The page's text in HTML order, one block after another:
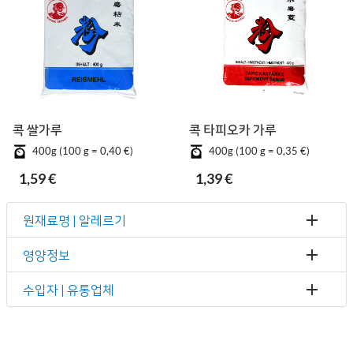
콕 쌀가루
400g (100 g = 0,40 €)
1,59 €
콕 타피오카 가루
400g (100 g = 0,35 €)
1,39 €
원재료명 | 알레르기
영양정보
수입자 | 유통업체